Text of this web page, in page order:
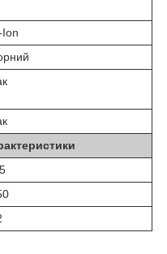
Ion